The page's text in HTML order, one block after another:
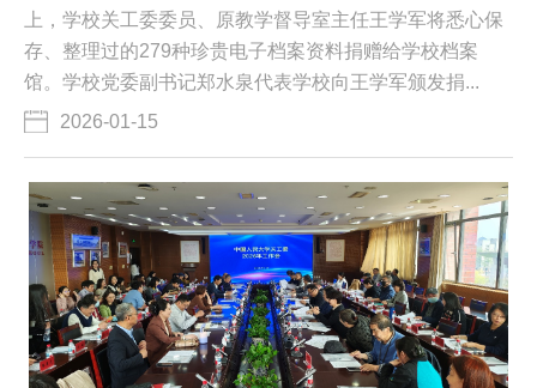
上，学校关工委委员、原教学督导室主任王学军将悉心保
存、整理过的279种珍贵电子档案资料捐赠给学校档案
馆。学校党委副书记郑水泉代表学校向王学军颁发捐...
2026-01-15